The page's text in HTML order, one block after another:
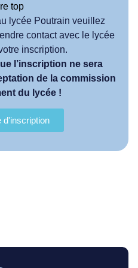
lycée Poutrain veuillez
contact avec le lycée
inscription.
l’inscription ne sera
de la commission
du lycée !
d'inscription